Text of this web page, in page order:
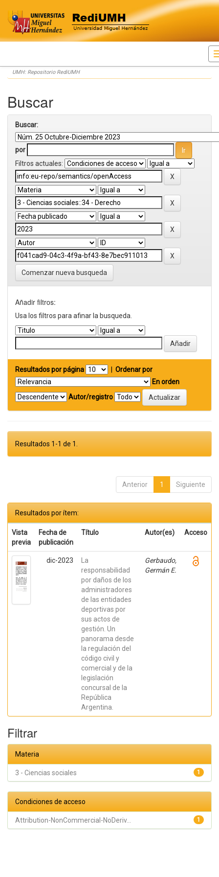
Skip
navigation
UMH: Repositorio RediUMH
Buscar
Buscar:
por
Filtros actuales:
Comenzar nueva busqueda
Añadir filtros:
Usa los filtros para afinar la busqueda.
Resultados por página
Ordenar por
En orden
Autor/registro
Resultados 1-1 de 1.
Anterior 1 Siguiente
Resultados por ítem:
Vista
previa
Fecha de
publicación
Título Autor(es) Acceso
dic-2023
La
responsabilidad
por daños de los
administradores
de las entidades
deportivas por
sus actos de
gestión. Un
panorama desde
la regulación del
código civil y
comercial y de la
legislación
concursal de la
República
Argentina.
Gerbaudo,
Germán E.
Filtrar
Materia
1
3 - Ciencias sociales
Condiciones de acceso
1
Attribution-NonCommercial-NoDeriv...